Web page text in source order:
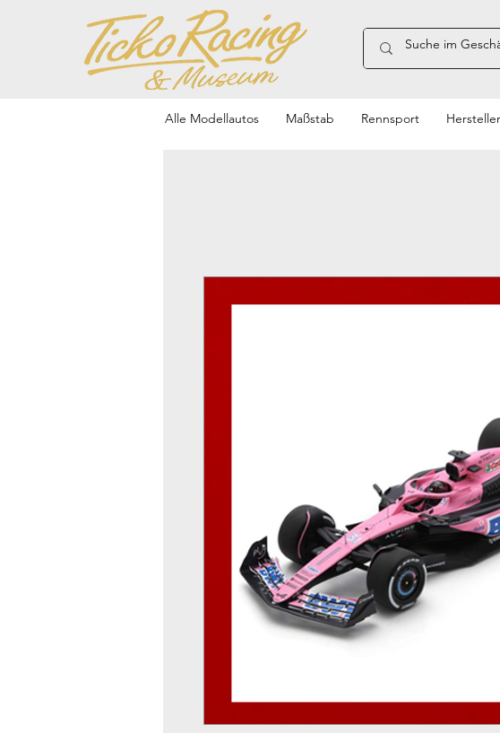
Alle Modellautos Maßstab Rennsport Hersteller